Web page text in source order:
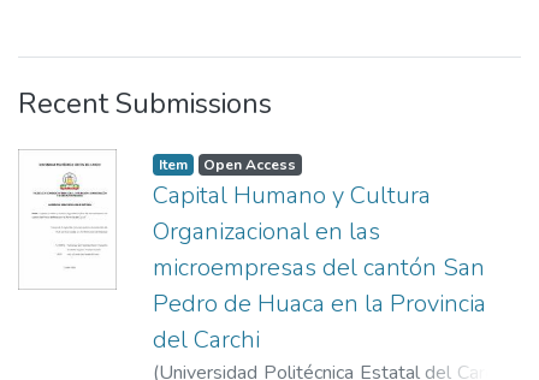
Recent Submissions
Item Open Access
Capital Humano y Cultura
Organizacional en las
microempresas del cantón San
Pedro de Huaca en la Provincia
del Carchi
(Universidad Politécnica Estatal del Carchi -